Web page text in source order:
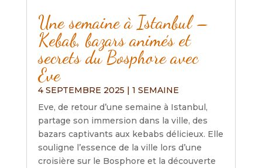
Une semaine à Istanbul –
Kebab, bazars animés et
secrets du Bosphore avec
Eve
4 SEPTEMBRE 2025 | 1 SEMAINE
Eve, de retour d’une semaine à Istanbul,
partage son immersion dans la ville, des
bazars captivants aux kebabs délicieux. Elle
souligne l’essence de la ville lors d’une
croisière sur le Bosphore et la découverte